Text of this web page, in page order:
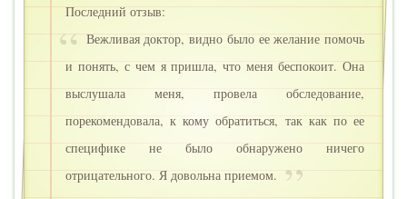
Последний отзыв:
Вежливая доктор, видно было ее желание помочь
и понять, с чем я пришла, что меня беспокоит. Она
выслушала меня, провела обследование,
порекомендовала, к кому обратиться, так как по ее
специфике не было обнаружено ничего
отрицательного. Я довольна приемом.